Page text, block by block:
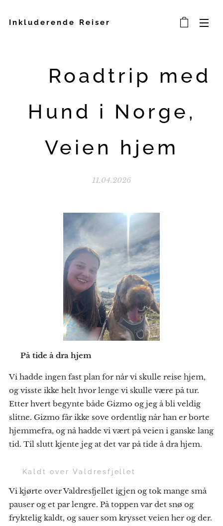
Inkluderende Reiser
🐾 Roadtrip med
Hund i Norge,
Veien hjem
11.04.2026
🏠 På tide å dra hjem
Vi hadde ingen fast plan for når vi skulle reise hjem,
og visste ikke helt hvor lenge vi skulle være på tur.
Etter hvert begynte både Gizmo og jeg å bli veldig
slitne. Gizmo får ikke sove ordentlig når han er borte
hjemmefra, og nå hadde vi vært på veien i ganske lang
tid. Til slutt kjente jeg at det var på tide å dra hjem.
❄️ Kaldt over Valdresfjellet
Vi kjørte over Valdresfjellet igjen og tok mange små
pauser og et par lengre. På toppen var det snø og
fryktelig kaldt, og sauer som krysset veien her og der.